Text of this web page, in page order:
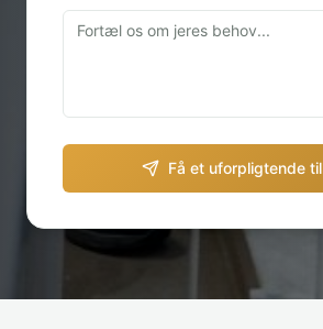
Få et uforpligtende